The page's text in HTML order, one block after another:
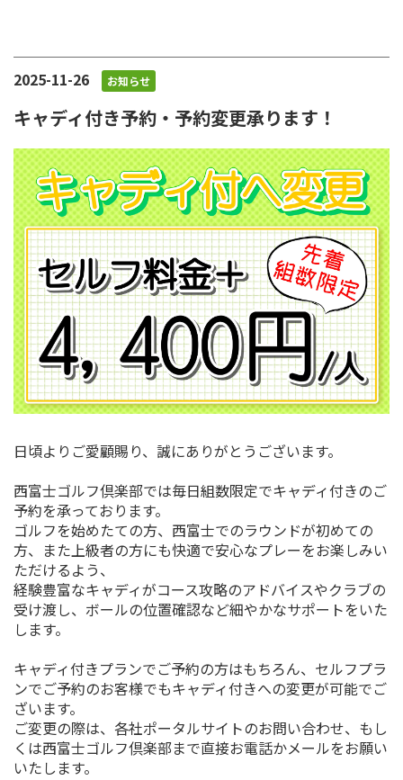
2025-11-26 お知らせ
キャディ付き予約・予約変更承ります！
日頃よりご愛顧賜り、誠にありがとうございます。
西富士ゴルフ倶楽部では毎日組数限定でキャディ付きのご
予約を承っております。
ゴルフを始めたての方、西富士でのラウンドが初めての
方、また上級者の方にも快適で安心なプレーをお楽しみい
ただけるよう、
経験豊富なキャディがコース攻略のアドバイスやクラブの
受け渡し、ボールの位置確認など細やかなサポートをいた
します。
キャディ付きプランでご予約の方はもちろん、セルフプラ
ンでご予約のお客様でもキャディ付きへの変更が可能でご
ざいます。
ご変更の際は、各社ポータルサイトのお問い合わせ、もし
くは西富士ゴルフ倶楽部まで直接お電話かメールをお願い
いたします。